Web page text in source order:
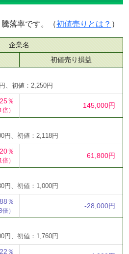
落率です。（初値売りとは？ ）
企業名
初値売り損益
、初値：2,250円
％
倍）
145,000円
円、初値：2,118円
％
倍）
61,800円
円、初値：1,000円
％
倍）
-28,000円
円、初値：1,760円
％